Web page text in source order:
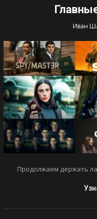
Иван
Продолжаем держать